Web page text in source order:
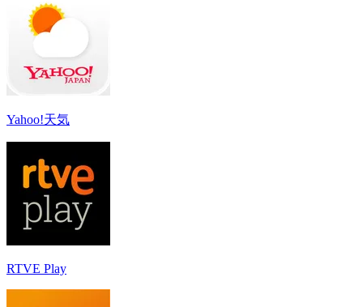
Yahoo!天気
RTVE Play